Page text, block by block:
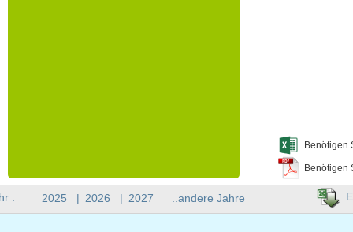
Benötigen
Benötigen
: 2025 | 2026 | 2027 ..andere Jahre